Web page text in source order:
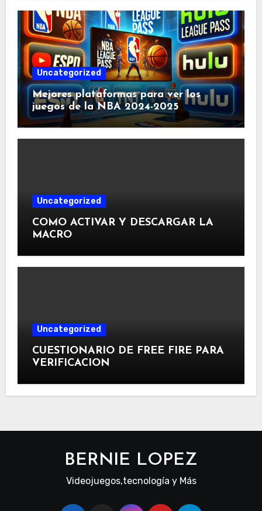
Uncategorized
Mejores plataformas para ver los
juegos de la NBA 2024-2025
Uncategorized
COMO ACTIVAR Y DESCARGAR LA
MACRO
Uncategorized
CUESTIONARIO DE FREE FIRE PARA
VERIFICACION
BERNIE LOPEZ
Videojuegos,tecnología y Más